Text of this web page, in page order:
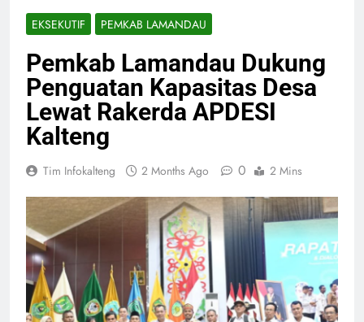
EKSEKUTIF PEMKAB LAMANDAU
Pemkab Lamandau Dukung
Penguatan Kapasitas Desa
Lewat Rakerda APDESI
Kalteng
Tim Infokalteng 2 Months Ago 0 2 Mins